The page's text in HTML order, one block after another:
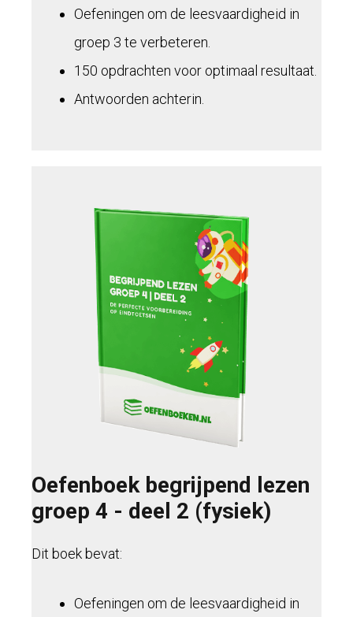
Oefeningen om de leesvaardigheid in
groep 3 te verbeteren.
150 opdrachten voor optimaal resultaat.
Antwoorden achterin.
Oefenboek begrijpend lezen
groep 4 - deel 2 (fysiek)
Dit boek bevat:
Oefeningen om de leesvaardigheid in